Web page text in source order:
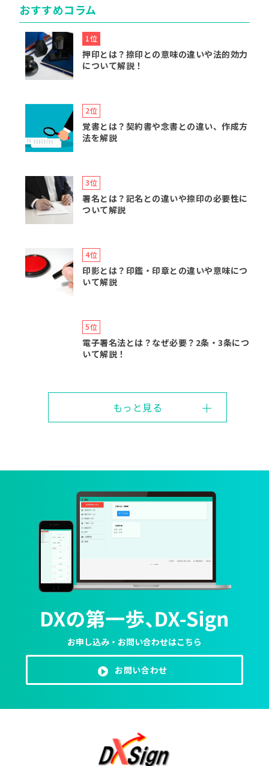
おすすめコラム
押印とは？捺印との意味の違いや法的効力
について解説！
覚書とは？契約書や念書との違い、作成方
法を解説
署名とは？記名との違いや捺印の必要性に
ついて解説
印影とは？印鑑・印章との違いや意味につ
いて解説
電子署名法とは？なぜ必要？2条・3条につ
いて解説！
もっと見る
お申し込み・お問い合わせはこちら
お問い合わせ